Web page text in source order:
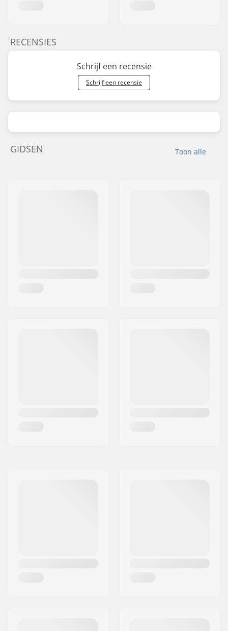
RECENSIES
Schrijf een recensie
Schrijf een recensie
Toon alle
GIDSEN